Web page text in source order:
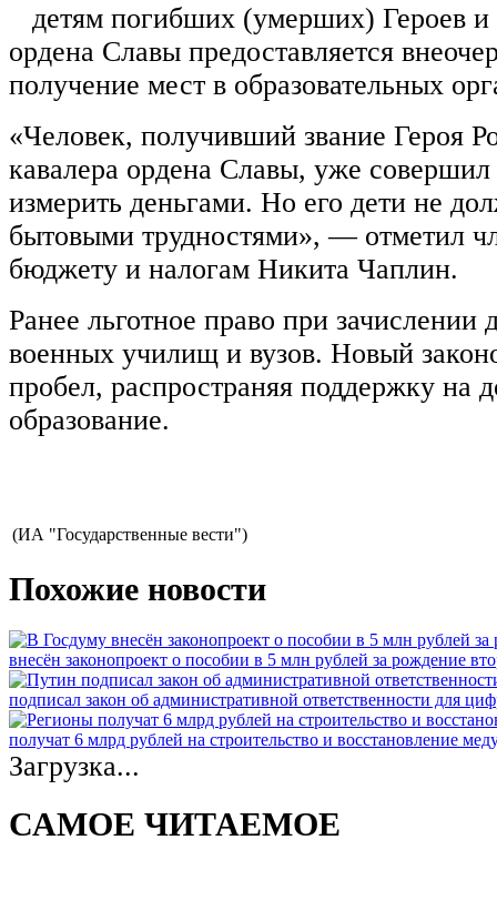
детям погибших (умерших) Героев и
ордена Славы предоставляется
получение мест в образовательных
«Человек, получивший звание Героя
кавалера ордена Славы, уже совершил
измерить деньгами. Но его дети не
бытовыми трудностями», — отметил
бюджету и налогам Никита Чаплин.
Ранее льготное право при зачислении
военных училищ и вузов. Новый
пробел, распространяя поддержку на
образование.
(ИА "Государственные вести")
Похожие новости
внесён законопроект о пособии в 5 млн рублей за рождение
подписал закон об административной ответственности для
получат 6 млрд рублей на строительство и восстановление
Загрузка...
САМОЕ ЧИТАЕМОЕ